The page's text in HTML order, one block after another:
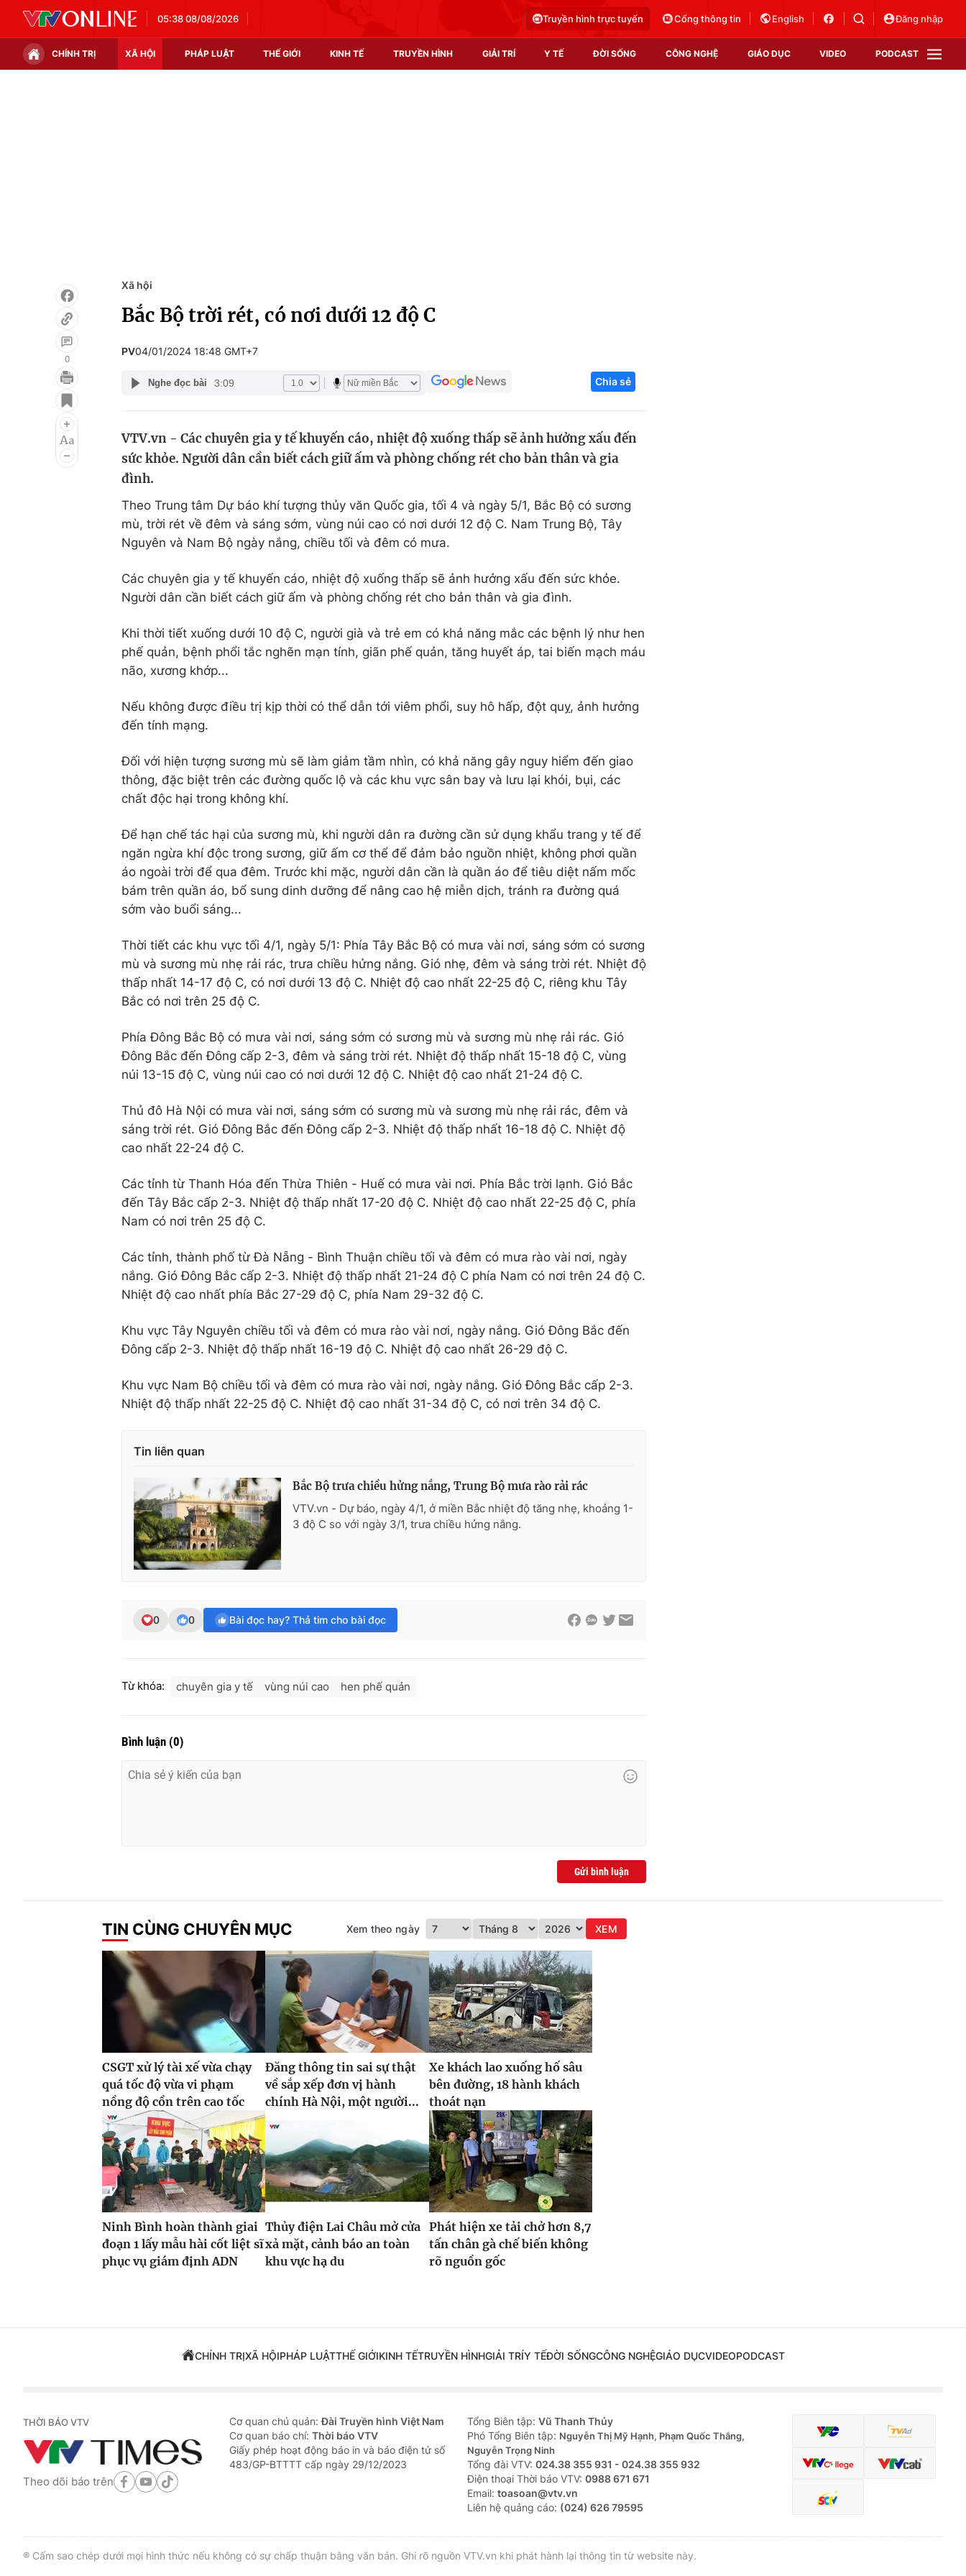
05:38 08/08/2026 Truyền hình trực tuyến Cổng thông tin English Đăng nhập
CHÍNH TRỊ XÃ HỘI PHÁP LUẬT THẾ GIỚI KINH TẾ TRUYỀN HÌNH GIẢI TRÍ Y TẾ ĐỜI SỐNG CÔNG NGHỆ GIÁO DỤC VIDEO PODCAST
Điện ảnh
Âm nhạc
Làm đẹp
Giáo dục
Học trực tuyến
Công nghệ
Sản phẩm
Tư vấn
0
Xã hội
Bắc Bộ trời rét, có nơi dưới 12 độ C
PV04/01/2024 18:48 GMT+7
Nghe đọc bài 3:09 Chia sẻ
VTV.vn - Các chuyên gia y tế khuyến cáo, nhiệt độ xuống thấp sẽ ảnh hưởng xấu đến
sức khỏe. Người dân cần biết cách giữ ấm và phòng chống rét cho bản thân và gia
đình.
Theo Trung tâm Dự báo khí tượng thủy văn Quốc gia, tối 4 và ngày 5/1, Bắc Bộ có sương
mù, trời rét về đêm và sáng sớm, vùng núi cao có nơi dưới 12 độ C. Nam Trung Bộ, Tây
Nguyên và Nam Bộ ngày nắng, chiều tối và đêm có mưa.
Các chuyên gia y tế khuyến cáo, nhiệt độ xuống thấp sẽ ảnh hưởng xấu đến sức khỏe.
Người dân cần biết cách giữ ấm và phòng chống rét cho bản thân và gia đình.
Khi thời tiết xuống dưới 10 độ C, người già và trẻ em có khả năng mắc các bệnh lý như hen
phế quản, bệnh phổi tắc nghẽn mạn tính, giãn phế quản, tăng huyết áp, tai biến mạch máu
não, xương khớp...
Nếu không được điều trị kịp thời có thể dẫn tới viêm phổi, suy hô hấp, đột quỵ, ảnh hưởng
đến tính mạng.
Đối với hiện tượng sương mù sẽ làm giảm tầm nhìn, có khả năng gây nguy hiểm đến giao
thông, đặc biệt trên các đường quốc lộ và các khu vực sân bay và lưu lại khói, bụi, các
chất độc hại trong không khí.
Để hạn chế tác hại của sương mù, khi người dân ra đường cần sử dụng khẩu trang y tế để
ngăn ngừa khí độc trong sương, giữ ấm cơ thể để đảm bảo nguồn nhiệt, không phơi quần
áo ngoài trời để qua đêm. Trước khi mặc, người dân cần là quần áo để tiêu diệt nấm mốc
bám trên quần áo, bổ sung dinh dưỡng để nâng cao hệ miễn dịch, tránh ra đường quá
sớm vào buổi sáng...
Thời tiết các khu vực tối 4/1, ngày 5/1: Phía Tây Bắc Bộ có mưa vài nơi, sáng sớm có sương
mù và sương mù nhẹ rải rác, trưa chiều hửng nắng. Gió nhẹ, đêm và sáng trời rét. Nhiệt độ
thấp nhất 14-17 độ C, có nơi dưới 13 độ C. Nhiệt độ cao nhất 22-25 độ C, riêng khu Tây
Bắc có nơi trên 25 độ C.
Phía Đông Bắc Bộ có mưa vài nơi, sáng sớm có sương mù và sương mù nhẹ rải rác. Gió
Đông Bắc đến Đông cấp 2-3, đêm và sáng trời rét. Nhiệt độ thấp nhất 15-18 độ C, vùng
núi 13-15 độ C, vùng núi cao có nơi dưới 12 độ C. Nhiệt độ cao nhất 21-24 độ C.
Thủ đô Hà Nội có mưa vài nơi, sáng sớm có sương mù và sương mù nhẹ rải rác, đêm và
sáng trời rét. Gió Đông Bắc đến Đông cấp 2-3. Nhiệt độ thấp nhất 16-18 độ C. Nhiệt độ
cao nhất 22-24 độ C.
Các tỉnh từ Thanh Hóa đến Thừa Thiên - Huế có mưa vài nơi. Phía Bắc trời lạnh. Gió Bắc
đến Tây Bắc cấp 2-3. Nhiệt độ thấp nhất 17-20 độ C. Nhiệt độ cao nhất 22-25 độ C, phía
Nam có nơi trên 25 độ C.
Các tỉnh, thành phố từ Đà Nẵng - Bình Thuận chiều tối và đêm có mưa rào vài nơi, ngày
nắng. Gió Đông Bắc cấp 2-3. Nhiệt độ thấp nhất 21-24 độ C phía Nam có nơi trên 24 độ C.
Nhiệt độ cao nhất phía Bắc 27-29 độ C, phía Nam 29-32 độ C.
Khu vực Tây Nguyên chiều tối và đêm có mưa rào vài nơi, ngày nắng. Gió Đông Bắc đến
Đông cấp 2-3. Nhiệt độ thấp nhất 16-19 độ C. Nhiệt độ cao nhất 26-29 độ C.
Khu vực Nam Bộ chiều tối và đêm có mưa rào vài nơi, ngày nắng. Gió Đông Bắc cấp 2-3.
Nhiệt độ thấp nhất 22-25 độ C. Nhiệt độ cao nhất 31-34 độ C, có nơi trên 34 độ C.
Tin liên quan
Bắc Bộ trưa chiều hửng nắng, Trung Bộ mưa rào rải rác
VTV.vn - Dự báo, ngày 4/1, ở miền Bắc nhiệt độ tăng nhẹ, khoảng 1-
3 độ C so với ngày 3/1, trưa chiều hửng nắng.
0 0 Bài đọc hay? Thả tim cho bài đọc
Từ khóa: chuyên gia y tế vùng núi cao hen phế quản
Bình luận (0)
Gửi bình luận
TIN CÙNG CHUYÊN MỤC Xem theo ngày XEM
CSGT xử lý tài xế vừa chạy
quá tốc độ vừa vi phạm
nồng độ cồn trên cao tốc
Đăng thông tin sai sự thật
về sắp xếp đơn vị hành
chính Hà Nội, một người...
Xe khách lao xuống hố sâu
bên đường, 18 hành khách
thoát nạn
Ninh Bình hoàn thành giai
đoạn 1 lấy mẫu hài cốt liệt sĩ
phục vụ giám định ADN
Thủy điện Lai Châu mở cửa
xả mặt, cảnh báo an toàn
khu vực hạ du
Phát hiện xe tải chở hơn 8,7
tấn chân gà chế biến không
rõ nguồn gốc
CHÍNH TRỊXÃ HỘIPHÁP LUẬTTHẾ GIỚIKINH TẾTRUYỀN HÌNHGIẢI TRÍY TẾĐỜI SỐNGCÔNG NGHỆGIÁO DỤCVIDEOPODCAST
THỜI BÁO VTV
Theo dõi báo trên
Cơ quan chủ quản:Đài Truyền hình Việt Nam
Cơ quan báo chí: Thời báo VTV
Giấy phép hoạt động báo in và báo điện tử số
483/GP-BTTTT cấp ngày 29/12/2023
Tổng Biên tập: Vũ Thanh Thủy
Phó Tổng Biên tập: Nguyễn Thị Mỹ Hạnh, Phạm Quốc Thắng,
Nguyễn Trọng Ninh
Tổng đài VTV: 024.38 355 931 - 024.38 355 932
Ðiện thoại Thời báo VTV: 0988 671 671
Email: toasoan@vtv.vn
Liên hệ quảng cáo: (024) 626 79595
® Cấm sao chép dưới mọi hình thức nếu không có sự chấp thuận bằng văn bản. Ghi rõ nguồn VTV.vn khi phát hành lại thông tin từ website này.